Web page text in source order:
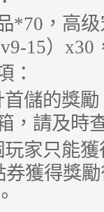
*70，高
15）
：
首儲的獎
，請及時
玩家只能
券獲得獎